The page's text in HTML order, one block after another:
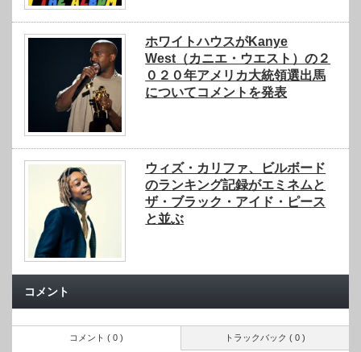
ホワイトハウスがKanye
West（カニエ・ウエスト）の２
０２０年アメリカ大統領選出馬
についてコメントを発表
ウィズ・カリファ、ビルボード
のランキング記録がエミネムと
ザ・ブラック・アイド・ピース
と並ぶ
コメント
トラックバック ( 0 )
コメント ( 0 )